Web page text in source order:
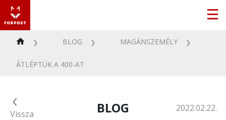
BLOG MAGÁNSZEMÉLY
ÁTLÉPTÜK A 400-AT
Vissza BLOG 2022.02.22.